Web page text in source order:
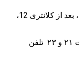
: بلوار چمران، بعد از پارک چمران، بعد از کلانتری 12،
: بلوار رحمت شرقی، بین رحمت ۲۱ و ۲۳ تلفن